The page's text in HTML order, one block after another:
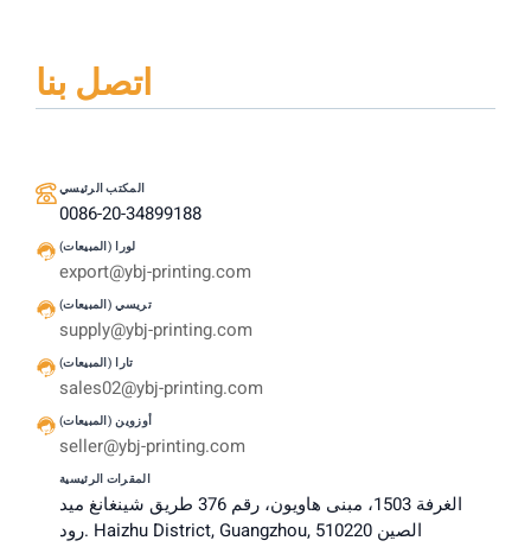
اتصل بنا
المكتب الرئيسي
0086-20-34899188
لورا (المبيعات)
export@ybj-printing.com
تريسي (المبيعات)
supply@ybj-printing.com
تارا (المبيعات)
sales02@ybj-printing.com
أوزوين (المبيعات)
seller@ybj-printing.com
المقرات الرئيسية
الغرفة 1503، مبنى هاويون، رقم 376 طريق شينغانغ ميد
رود. Haizhu District, Guangzhou, الصين 510220